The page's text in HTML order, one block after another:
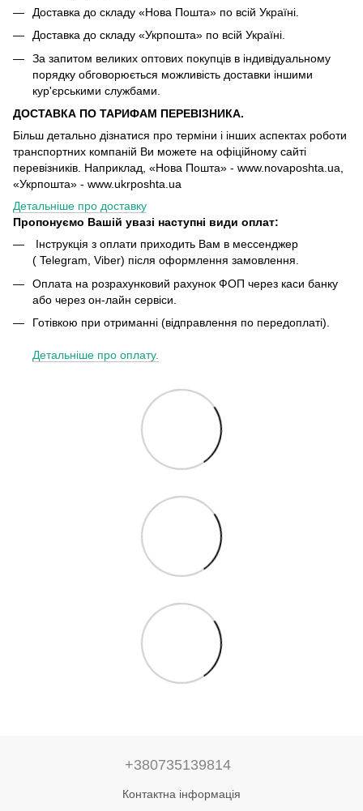
Доставка до складу «Нова Пошта» по всій Україні.
Доставка до складу «Укрпошта» по всій Україні.
За запитом великих оптових покупців в індивідуальному
порядку обговорюється можливість доставки іншими
кур'єрськими службами.
ДОСТАВКА ПО ТАРИФАМ ПЕРЕВІЗНИКА.
Більш детально дізнатися про терміни і інших аспектах роботи
транспортних компаній Ви можете на офіційному сайті
перевізників. Наприклад, «Нова Пошта» - www.novaposhta.ua,
«Укрпошта» - www.ukrposhta.ua
Детальніше про доставку
Пропонуємо Вашій увазі наступні види оплат:
Інструкція з оплати приходить Вам в мессенджер
( Telegram, Viber) після оформлення замовлення.
Оплата на розрахунковий рахунок ФОП через каси банку
або через он-лайн сервіси.
Готівкою при отриманні (відправлення по передоплаті).
Детальніше про оплату.
+380735139814
Контактна інформація